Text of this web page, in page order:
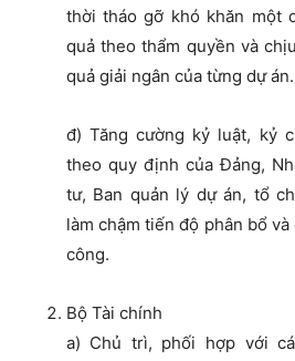
thời tháo gỡ khó khăn một
quả theo thẩm quyền và
quả giải ngân của từng dự án.
đ) Tăng cường kỷ luật, kỷ
theo quy định của Đảng,
tư, Ban quản lý dự án, tổ
làm chậm tiến độ phân bổ
công.
Bộ Tài chính
a) Chủ trì, phối hợp với